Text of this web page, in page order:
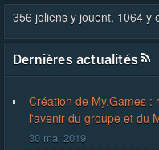
356 joliens y jouent, 1064 y
Dernières actualités
Création de My.Games :
l'avenir du groupe et du
30 mai 2019